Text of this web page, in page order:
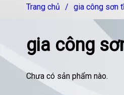
Trang chủ / gia công sơn
gia công
Chưa có sản phẩm nào.